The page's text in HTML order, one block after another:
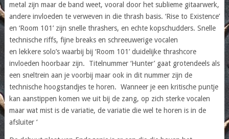
metal zijn maar de band weet, vooral door het sublieme gitaarwerk,
andere invloeden te verweven in die thrash basis. ‘Rise to Existence’
en ‘Room 101’ zijn snelle thrashers, en echte kopschudders. Snelle
technische riffs, fijne breaks en schreeuwerige vocalen
en lekkere solo’s waarbij bij ‘Room 101’ duidelijke thrashcore
invloeden hoorbaar zijn. Titelnummer ‘Hunter’ gaat grotendeels als
een sneltrein aan je voorbij maar ook in dit nummer zijn de
technische hoogstandjes te horen. Wanneer je een kritische puntje
kan aanstippen komen we uit bij de zang, op zich sterke vocalen
maar wat mist is de variatie, de variatie die wel te horen is in de
afsluiter ‘